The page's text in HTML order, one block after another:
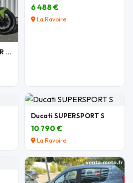
Ducati STREETFIGHTER V4 LAMBORGHINI N°349/630
6 488 €
La Ravoire
Ducati SUPERSPORT S
10 790 €
La Ravoire